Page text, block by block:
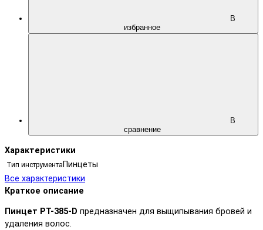
В
избранное
В
сравнение
Характеристики
Тип инструмента Пинцеты
Все характеристики
Краткое описание
Пинцет PT-385-D предназначен для выщипывания бровей и
удаления волос.